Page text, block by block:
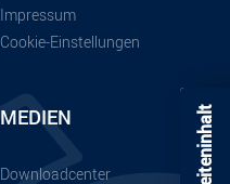
Seiteninhalt
Impressum
Cookie-Einstellungen
MEDIEN
Downloadcenter